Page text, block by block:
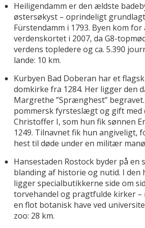
Heiligendamm er den ældste
østersøkyst – oprindeligt
Fürstendamm i 1793. Byen kom for
verdenskortet i 2007, da G8-
verdens topledere og ca. 5.390
lande: 10 km.
Kurbyen Bad Doberan har et
domkirke fra 1284. Her ligger den
Margrethe ”Sprænghest”
pommersk fyrsteslægt og gift med
Christoffer I, som hun fik sønnen
1249. Tilnavnet fik hun angiveligt,
hest til døde under en militær
Hansestaden Rostock byder på en
blanding af historie og nutid. I den
ligger specialbutikkerne side om
torvehandel og pragtfulde kirker –
en flot botanisk have ved
zoo: 28 km.